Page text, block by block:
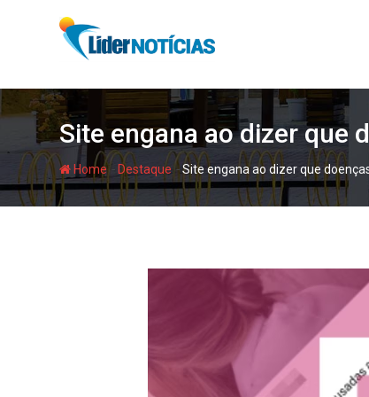
Site engana ao dizer que
Home - Destaque -Site engana ao dizer que